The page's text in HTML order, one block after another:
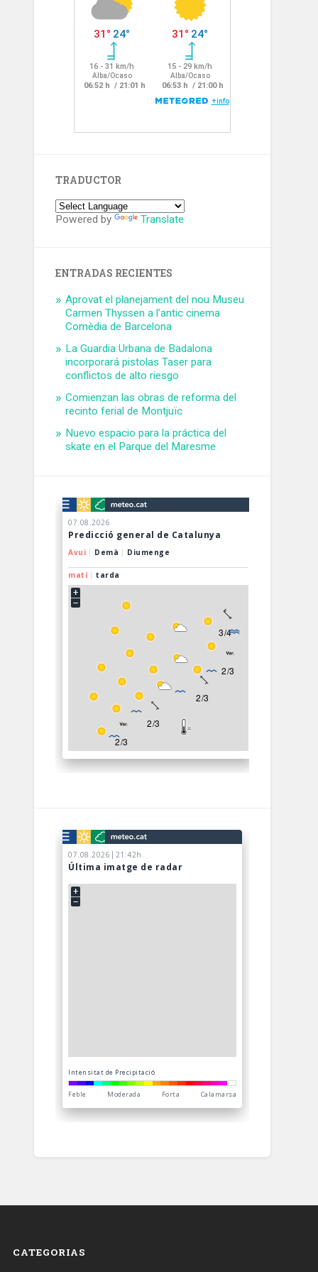
TRADUCTOR
Powered by Translate
ENTRADAS RECIENTES
Aprovat el planejament del nou Museu
Carmen Thyssen a l’antic cinema
Comèdia de Barcelona
La Guardia Urbana de Badalona
incorporará pistolas Taser para
conflictos de alto riesgo
Comienzan las obras de reforma del
recinto ferial de Montjuïc
Nuevo espacio para la práctica del
skate en el Parque del Maresme
CATEGORIAS